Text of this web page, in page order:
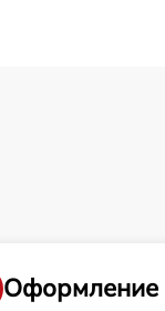
Оформление